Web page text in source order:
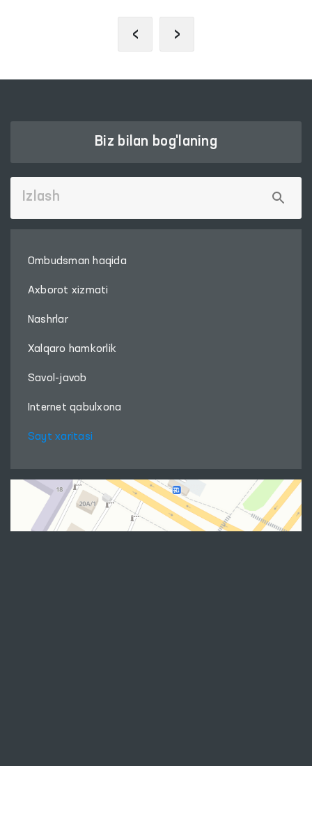
‹ ›
Biz bilan bog'laning
Ombudsman haqida
Axborot xizmati
Nashrlar
Xalqaro hamkorlik
Savol-javob
Internet qabulxona
Sayt xaritasi